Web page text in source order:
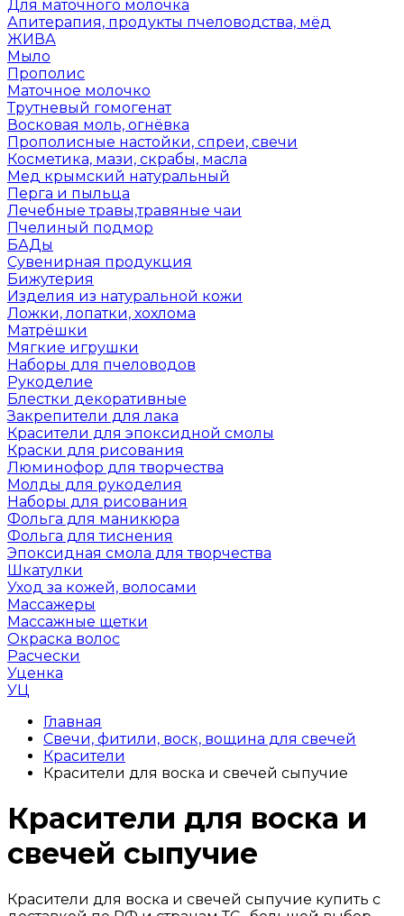
Для маточного молочка
Апитерапия, продукты пчеловодства, мёд
ЖИВА
Мыло
Прополис
Маточное молочко
Трутневый гомогенат
Восковая моль, огнёвка
Прополисные настойки, спреи, свечи
Косметика, мази, скрабы, масла
Мед крымский натуральный
Перга и пыльца
Лечебные травы,травяные чаи
Пчелиный подмор
БАДы
Сувенирная продукция
Бижутерия
Изделия из натуральной кожи
Ложки, лопатки, хохлома
Матрёшки
Мягкие игрушки
Наборы для пчеловодов
Рукоделие
Блестки декоративные
Закрепители для лака
Красители для эпоксидной смолы
Краски для рисования
Люминофор для творчества
Молды для рукоделия
Наборы для рисования
Фольга для маникюра
Фольга для тиснения
Эпоксидная смола для творчества
Шкатулки
Уход за кожей, волосами
Массажеры
Массажные щетки
Окраска волос
Расчески
Уценка
УЦ
Главная
Свечи, фитили, воск, вощина для свечей
Красители
Красители для воска и свечей сыпучие
Красители для воска и
свечей сыпучие
Красители для воска и свечей сыпучие купить с